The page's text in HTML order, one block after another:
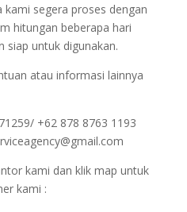
segera proses dengan
hitungan beberapa hari
siap untuk digunakan.
atau informasi lainnya
+62 878 8763 1193
kami dan klik map untuk
kami :